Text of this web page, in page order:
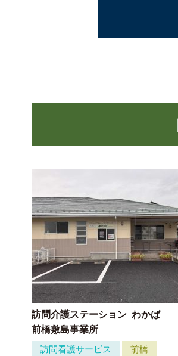
訪問介護ステーション わかば
前橋敷島事業所
訪問看護サービス
前橋